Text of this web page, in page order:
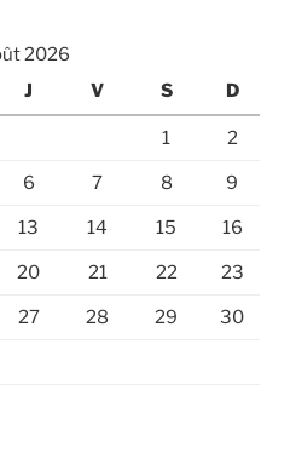
2026
J V S D
1 2
6 7 8 9
13 14 15 16
20 21 22 23
27 28 29 30